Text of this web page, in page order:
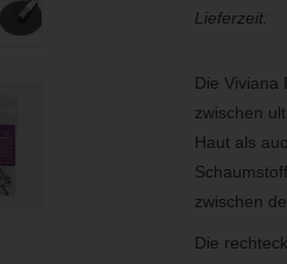
Lieferzeit:
Die Viviana
zwischen
Haut als
zwischen
Die